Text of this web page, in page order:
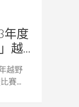
年度
越...
越野
賽...